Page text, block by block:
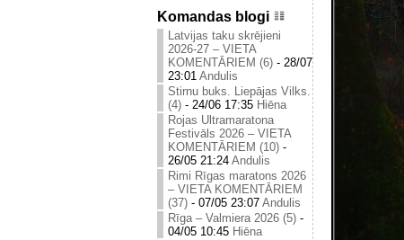
Komandas blogi
Latvijas taku skrējieni
2026-27 – VIETA
KOMENTĀRIEM (6) - 28/07
23:01 Andulis
Stirnu buks. Liepājas Vilks.
(4) - 24/06 17:35 Hiēna
Rojas Ultramaratona
Festivāls 2026 – VIETA
KOMENTĀRIEM (10) -
26/05 21:24 Andulis
Rimi Rīgas maratons 2026
– VIETA KOMENTĀRIEM
(37) - 07/05 23:07 Andulis
Rīga – Valmiera 2026 (5) -
04/05 10:45 Hiēna